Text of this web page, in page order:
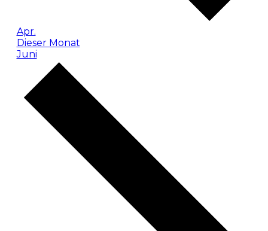
Apr.
Dieser Monat
Juni